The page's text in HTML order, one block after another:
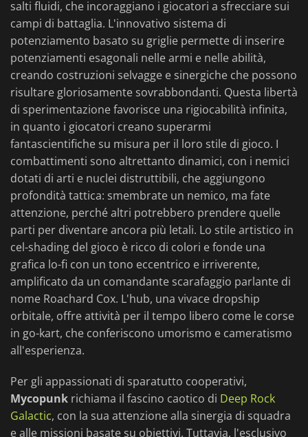
salti fluidi, che incoraggiano i giocatori a sfrecciare sui
campi di battaglia. L'innovativo sistema di
potenziamento basato su griglie permette di inserire
potenziamenti esagonali nelle armi e nelle abilità,
creando costruzioni selvagge e sinergiche che possono
risultare gloriosamente sovrabbondanti. Questa libertà
di sperimentazione favorisce una rigiocabilità infinita,
in quanto i giocatori creano superarmi
fantascientifiche su misura per il loro stile di gioco. I
combattimenti sono altrettanto dinamici, con i nemici
dotati di arti e nuclei distruttibili, che aggiungono
profondità tattica: smembrate un nemico, ma fate
attenzione, perché altri potrebbero prendere quelle
parti per diventare ancora più letali. Lo stile artistico in
cel-shading del gioco è ricco di colori e fonde una
grafica lo-fi con un tono eccentrico e irriverente,
amplificato da un comandante scarafaggio parlante di
nome Roachard Cox. L'hub, una vivace dropship
orbitale, offre attività per il tempo libero come le corse
in go-kart, che conferiscono umorismo e cameratismo
all'esperienza.
Per gli appassionati di sparatutto cooperativi,
Mycopunk richiama il fascino caotico di Deep Rock
Galactic, con la sua attenzione alla sinergia di squadra
e alle missioni basate su obiettivi. Tuttavia, l'esclusivo